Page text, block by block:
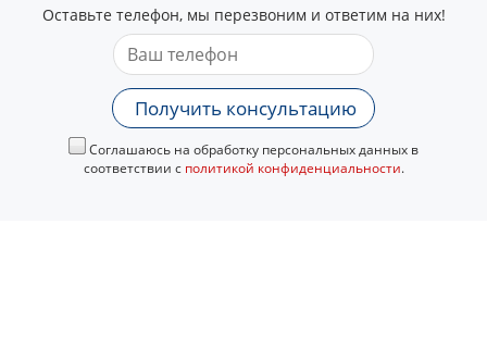
Оставьте телефон, мы перезвоним и ответим на них!
Получить консультацию
Соглашаюсь на обработку персональных данных в
соответствии с политикой конфиденциальности.